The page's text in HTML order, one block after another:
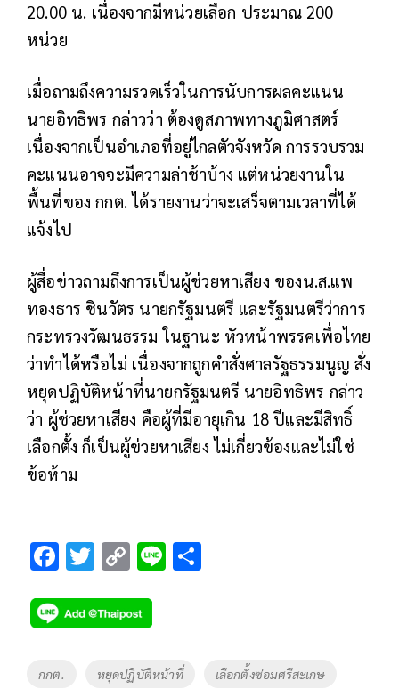
20.00 น. เนื่องจากมีหน่วยเลือก ประมาณ 200
หน่วย
เมื่อถามถึงความรวดเร็วในการนับการผลคะแนน
นายอิทธิพร กล่าวว่า ต้องดูสภาพทางภูมิศาสตร์
เนื่องจากเป็นอำเภอที่อยู่ไกลตัวจังหวัด การรวบรวม
คะแนนอาจจะมีความล่าช้าบ้าง แต่หน่วยงานใน
พื้นที่ของ กกต. ได้รายงานว่าจะเสร็จตามเวลาที่ได้
แจ้งไป
ผู้สื่อข่าวถามถึงการเป็นผู้ช่วยหาเสียง ของน.ส.แพ
ทองธาร ชินวัตร นายกรัฐมนตรี และรัฐมนตรีว่าการ
กระทรวงวัฒนธรรม ในฐานะ หัวหน้าพรรคเพื่อไทย
ว่าทำได้หรือไม่ เนื่องจากถูกคำสั่งศาลรัฐธรรมนูญ สั่ง
หยุดปฏิบัติหน้าที่นายกรัฐมนตรี นายอิทธิพร กล่าว
ว่า ผู้ช่วยหาเสียง คือผู้ที่มีอายุเกิน 18 ปีและมีสิทธิ์
เลือกตั้ง ก็เป็นผู้ข่วยหาเสียง ไม่เกี่ยวข้องและไม่ใช่
ข้อห้าม
F
e
b
o
T
tt
er
C
p
y
Li
Li
Tags
กกต. หยุดปฏิบัติหน้าที่ เลือกตั้งซ่อมศรีสะเกษ